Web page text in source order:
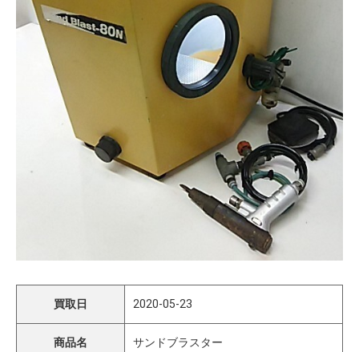
買取日 2020-05-23
商品名 サンドブラスター